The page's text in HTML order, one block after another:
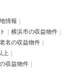
情報
横浜市の収益物件
名の収益物件
上
収益物件